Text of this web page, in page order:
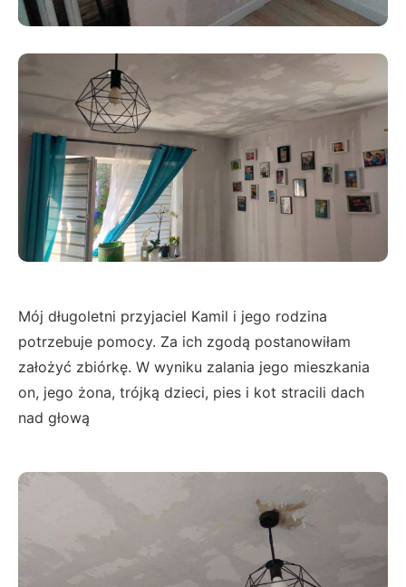
Mój długoletni przyjaciel Kamil i jego rodzina
potrzebuje pomocy. Za ich zgodą postanowiłam
założyć zbiórkę. W wyniku zalania jego mieszkania
on, jego żona, trójką dzieci, pies i kot stracili dach
nad głową